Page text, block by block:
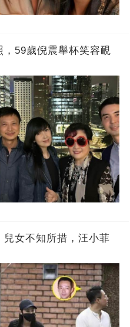
，59歲倪震舉杯笑容靦
女不知所措，汪小菲